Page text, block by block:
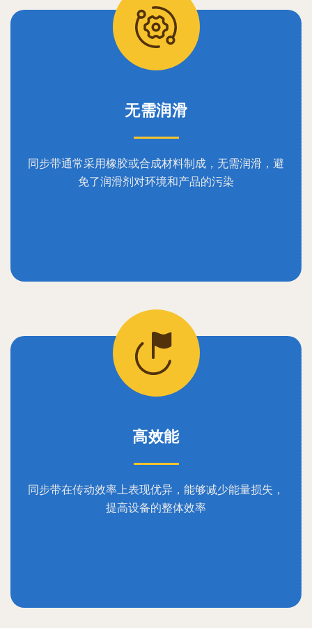
无需润滑
同步带通常采用橡胶或合成材料制成，无需润滑，避
免了润滑剂对环境和产品的污染
高效能
同步带在传动效率上表现优异，能够减少能量损失，
提高设备的整体效率